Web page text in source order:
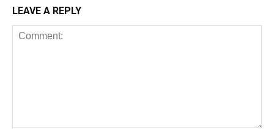
LEAVE A REPLY